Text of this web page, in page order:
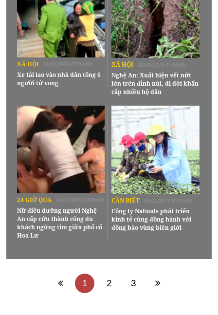
XÃ HỘI 01/01/1970 07:00:00
Xe tải lao vào nhà dân tông 6
người tử vong
XÃ HỘI 01/01/1970 07:00:00
Nghệ An: Xuất hiện vết nứt
lớn trên đỉnh núi, di dời khẩn
cấp nhiều hộ dân
24 GIỜ QUA 01/01/1970 07:00:00
Nữ điều dưỡng người Nghệ
An cấp cứu thành công du
khách ngừng tim giữa phố cổ
Hoa Lư
CẦN BIẾT 01/01/1970 07:00:00
Công ty Nafoods phát triển
kinh tế cùng đồng hành với
đồng bào vùng biên giới
1 2 3